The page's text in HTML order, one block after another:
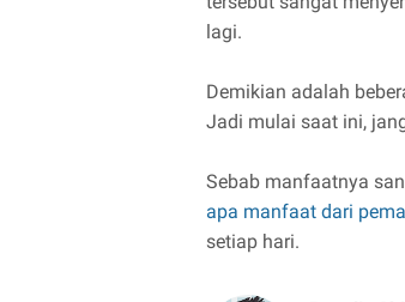
lagi.
Demikian adalah
Jadi mulai saat ini,
Sebab manfaatnya
apa manfaat dari
setiap hari.